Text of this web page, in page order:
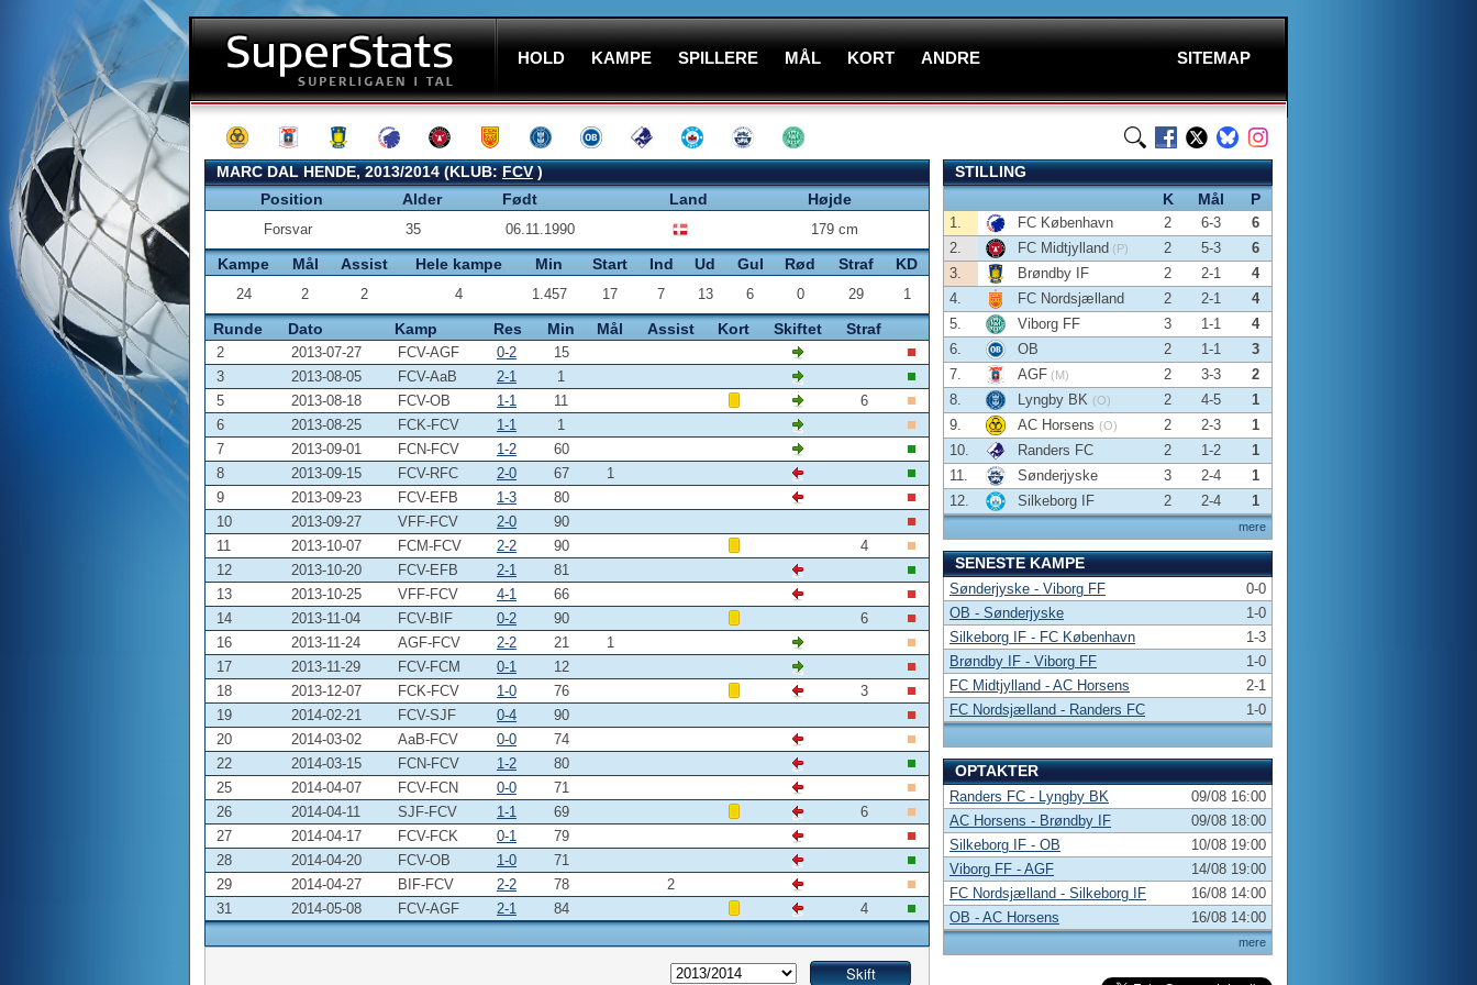
HOLD KAMPE SPILLERE MÅL KORT ANDRE SITEMAP
MARC DAL HENDE, 2013/2014 (KLUB:FCV)
Position
Alder Født Land Højde
Forsvar 35 06.11.1990 179 cm
Kampe Mål Assist Hele kampe Min Start Ind Ud Gul Rød Straf KD
24 2 2 4 1.457 17 7 13 6 0 29 1
Runde Dato Kamp Res Min Mål Assist Kort Skiftet Straf
2 2013-07-27 FCV-AGF 0-2
15
3
2013-08-05 FCV-AaB 2-1
1
5
2013-08-18 FCV-OB 1-1 11
6
6
2013-08-25 FCK-FCV 1-1
1
7
2013-09-01 FCN-FCV 1-2
60
8
2013-09-15 FCV-RFC 2-0 67
1
9
2013-09-23 FCV-EFB 1-3
80
10
2013-09-27 VFF-FCV 2-0
90
11
2013-10-07 FCM-FCV 2-2 90
4
12
2013-10-20 FCV-EFB 2-1
81
13
2013-10-25 VFF-FCV 4-1
66
14
2013-11-04 FCV-BIF 0-2 90
6
16
2013-11-24 AGF-FCV 2-2 21
1
17
2013-11-29 FCV-FCM 0-1
12
18
2013-12-07 FCK-FCV 1-0 76
3
19
2014-02-21 FCV-SJF 0-4
90
20
2014-03-02 AaB-FCV 0-0
74
22
2014-03-15 FCN-FCV 1-2
80
25
2014-04-07 FCV-FCN 0-0
71
26
2014-04-11 SJF-FCV 1-1 69
6
27
2014-04-17 FCV-FCK 0-1
79
28
2014-04-20 FCV-OB 1-0
71
29
2014-04-27 BIF-FCV 2-2 78
2
31
2014-05-08 FCV-AGF 2-1 84 4
STILLING
K
Mål P
mere
1. FC København 2 6-3
6
2.
FC Midtjylland (P) 2 5-3
6
3.
Brøndby IF 2 2-1
4
4.
FC Nordsjælland 2 2-1
4
5.
Viborg FF 3 1-1
4
6.
OB 2 1-1
3
7.
AGF (M) 2 3-3
2
8.
Lyngby BK (O) 2 4-5
1
9.
AC Horsens (O) 2 2-3
1
10.
Randers FC 2 1-2
1
11.
Sønderjyske 3 2-4
1
12.
Silkeborg IF 2 2-4 1
SENESTE KAMPE
Sønderjyske - Viborg FF
0-0
OB - Sønderjyske
1-0
Silkeborg IF - FC København
1-3
Brøndby IF - Viborg FF
1-0
FC Midtjylland - AC Horsens
2-1
FC Nordsjælland - Randers FC
1-0
OPTAKTER
mere
Randers FC - Lyngby BK
09/08 16:00
AC Horsens - Brøndby IF
09/08 18:00
Silkeborg IF - OB
10/08 19:00
Viborg FF - AGF
14/08 19:00
FC Nordsjælland - Silkeborg IF
16/08 14:00
OB - AC Horsens
16/08 14:00